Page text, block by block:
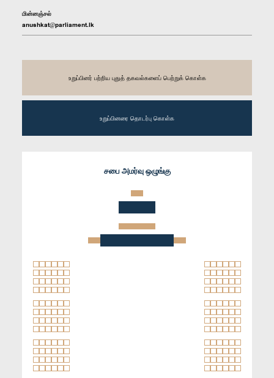
மின்னஞ்சல்
anushkat@parliament.lk
உறுப்பினர் பற்றிய புதுத் தகவல்களைப் பெற்றுக் கொள்க
உறுப்பினரை தொடர்பு கொள்க
சபை அமர்வு ஒழுங்கு